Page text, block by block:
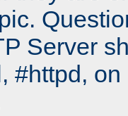
Server
#httpd,